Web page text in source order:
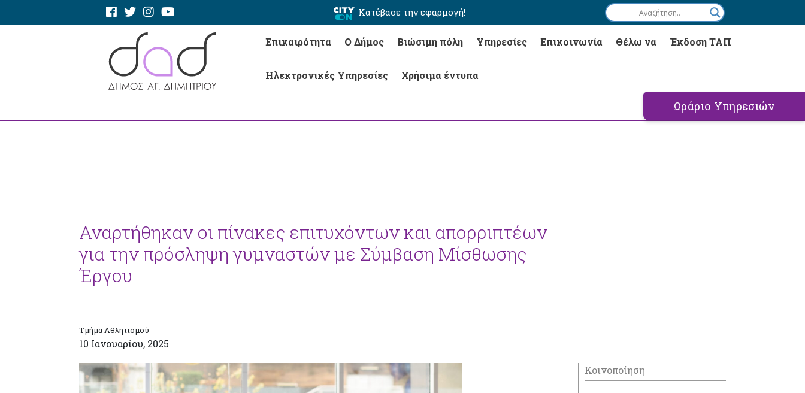
Κατέβασε την εφαρμογή!
Επικαιρότητα Ο Δήμος Βιώσιμη πόλη Υπηρεσίες Επικοινωνία Θέλω να Έκδοση ΤΑΠ
Ηλεκτρονικές Υπηρεσίες Χρήσιμα έντυπα
Ωράριο Υπηρεσιών
Αναρτήθηκαν οι πίνακες επιτυχόντων και απορριπτέων
για την πρόσληψη γυμναστών με Σύμβαση Μίσθωσης
Έργου
Τμήμα Αθλητισμού
10 Ιανουαρίου, 2025
Κοινοποίηση